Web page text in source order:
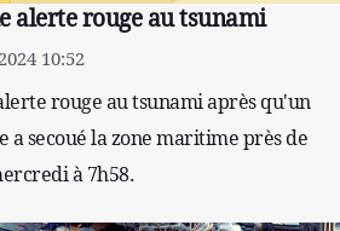
alerte rouge au tsunami
10:52
rouge au tsunami après qu'un
secoué la zone maritime près de
à 7h58.